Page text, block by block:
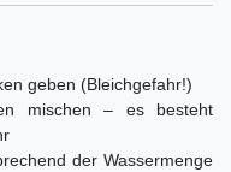
geben (Bleichgefahr!)
mischen – es besteht
der Wassermenge